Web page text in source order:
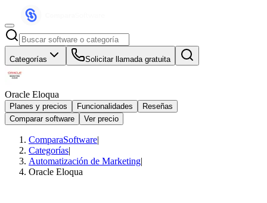
Categorías Solicitar llamada gratuita
Oracle Eloqua
Planes y precios Funcionalidades
Reseñas
Comparar software
Ver precio
ComparaSoftware|
Categorías|
Automatización de Marketing|
Oracle Eloqua